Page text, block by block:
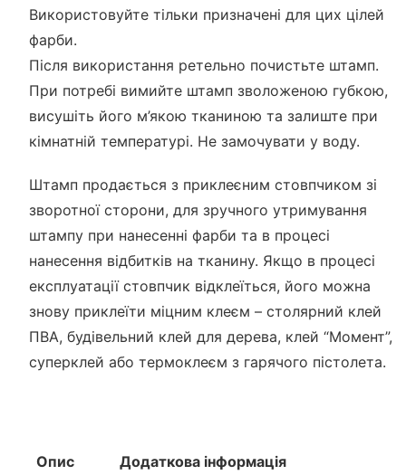
Використовуйте тільки призначені для цих цілей
фарби.
Після використання ретельно почистьте штамп.
При потребі вимийте штамп зволоженою губкою,
висушіть його м’якою тканиною та залиште при
кімнатній температурі. Не замочувати у воду.
Штамп продається з приклеєним стовпчиком зі
зворотної сторони, для зручного утримування
штампу при нанесенні фарби та в процесі
нанесення відбитків на тканину. Якщо в процесі
експлуатації стовпчик відклеїться, його можна
знову приклеїти міцним клеєм – столярний клей
ПВА, будівельний клей для дерева, клей “Момент”,
суперклей або термоклеєм з гарячого пістолета.
Опис Додаткова інформація